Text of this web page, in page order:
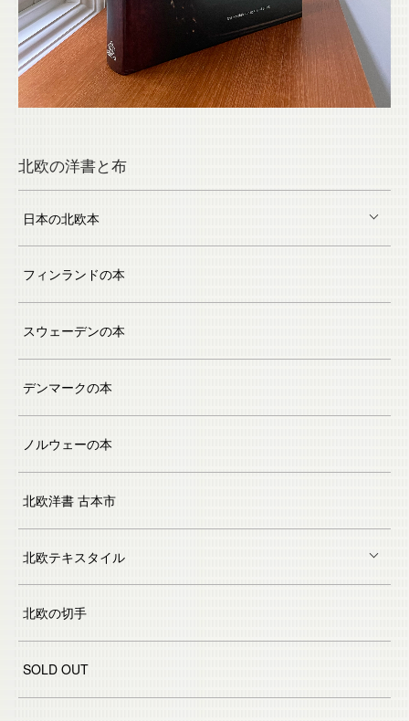
北欧の洋書と布
日本の北欧本
フィンランドの本
スウェーデンの本
デンマークの本
ノルウェーの本
北欧洋書 古本市
北欧テキスタイル
北欧の切手
SOLD OUT